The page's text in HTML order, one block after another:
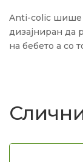
Anti-colic шише
дизајниран да
на бебето а со